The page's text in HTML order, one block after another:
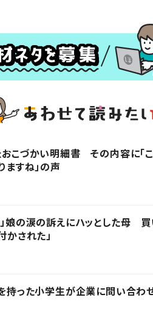
こづかい明細書 その内容に「
ますね」の声
娘の涙の訴えにハッとした母 買
かされた」
持った小学生が企業に問い合